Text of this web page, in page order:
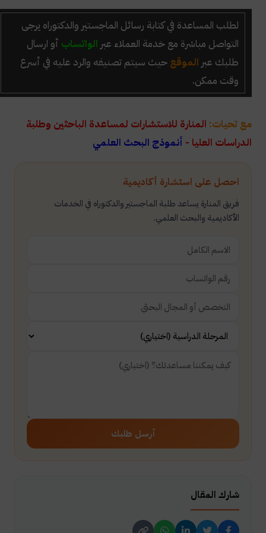
احصل على استشارة أكاديمية
فريق المنارة يساعد طلبة الماجستير والدكتوراه في الخدمات
الأكاديمية والبحث العلمي.
أرسل طلبك
شارك المقال
لطلب المساعدة في كتابة رسائل الماجستير والدكتوراهيرجى
التواصل مباشرة مع خدمة العملاء عبرالواتسابأو ارسال
طلبك عبرالموقعحيث سيتم تصنيفه والرد عليه في أسرع
وقت ممكن.
مع تحيات: المنارة للاستشارات لمساعدة الباحثين وطلبة
الدراسات العليا - أنموذج البحث العلمي